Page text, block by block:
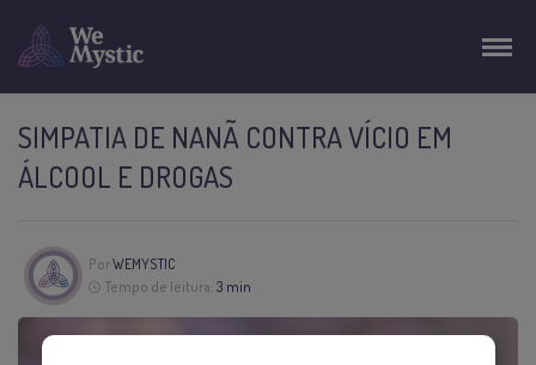
SIMPATIA DE NANÃ CONTRA VÍCIO EM
ÁLCOOL E DROGAS
PorWEMYSTIC
Tempo de leitura: 3 min